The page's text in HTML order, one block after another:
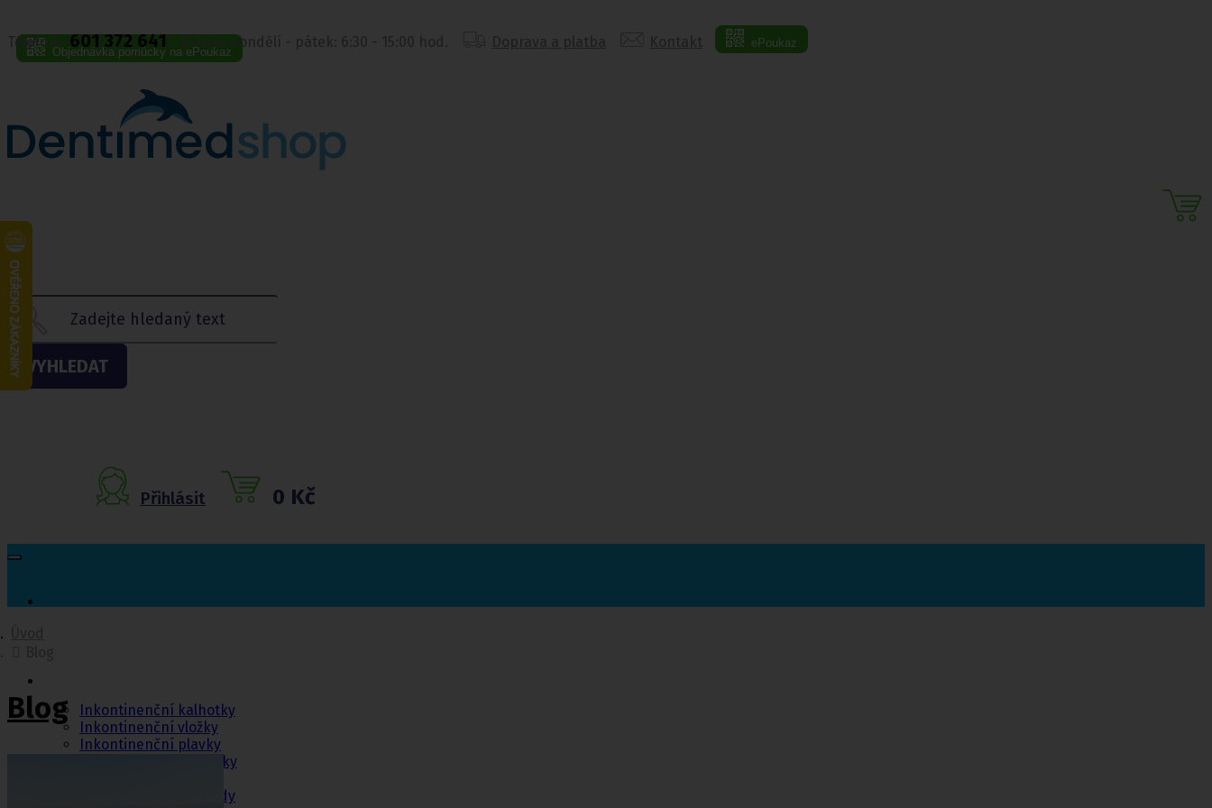
Telefon: 601 372 641 Volejte pondělí - pátek: 6:30 - 15:00 hod. ePoukaz
Objednávka pomůcky na ePoukaz
VYHLEDAT
Přihlásit 0 Kč
Inkontinenční kalhotky
Inkontinenční vložky
Inkontinenční plavky
Inkontinenční podložky
Fixační kalhotky a body
Blog